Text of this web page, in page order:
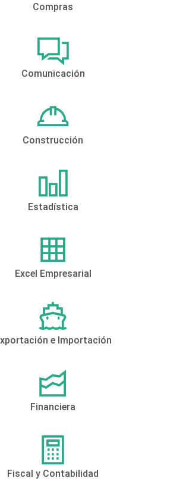
Compras
Comunicación
Construcción
Estadística
Excel Empresarial
e Importación
Financiera
Fiscal y Contabilidad